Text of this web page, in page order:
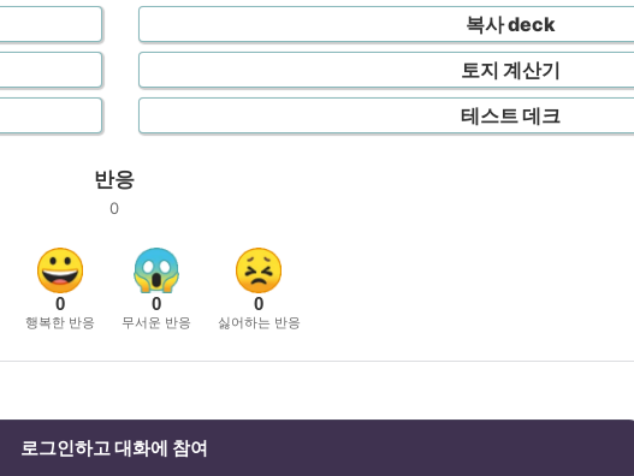
복사 deck
토지 계산기
테스트 데크
반응
0
0
행복한 반응
0
무서운 반응
0
싫어하는 반응
로그인하고 대화에 참여